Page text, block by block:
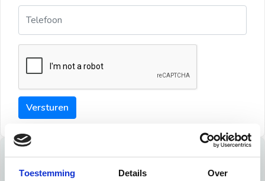
Toestemming Details Over
Versturen
Tips